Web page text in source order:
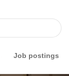
Job postings